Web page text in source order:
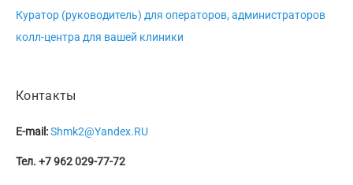
Куратор (руководитель) для операторов, администраторов
колл-центра для вашей клиники
Контакты
E-mail:Shmk2@Yandex.RU
Тел. +7 962 029-77-72